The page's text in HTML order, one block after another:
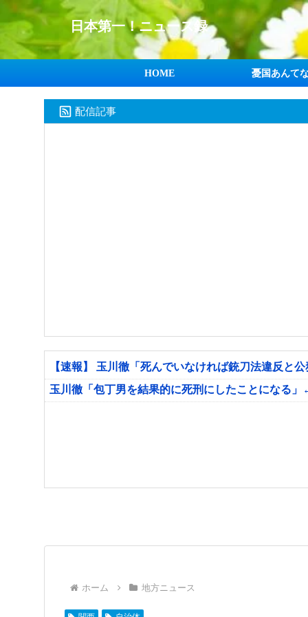
日本第一！ニュース録
HOME 憂国あんて
配信記事
【速報】 玉川徹「死んでいなければ銃刀法違反と
玉川徹「包丁男を結果的に死刑にしたことになる
ホーム 地方ニュース